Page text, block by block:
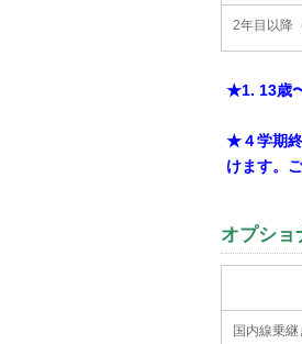
2年目以降
★1. 13歳
★４学期終
けます。
オプショ
国内線乗継